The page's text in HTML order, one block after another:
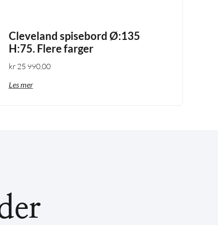
Cleveland spisebord Ø:135
H:75. Flere farger
kr25 990,00
Les mer